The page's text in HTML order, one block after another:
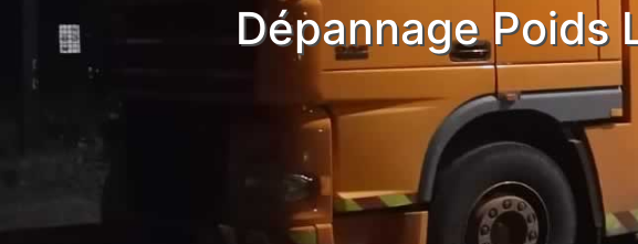
Dépannage Poids